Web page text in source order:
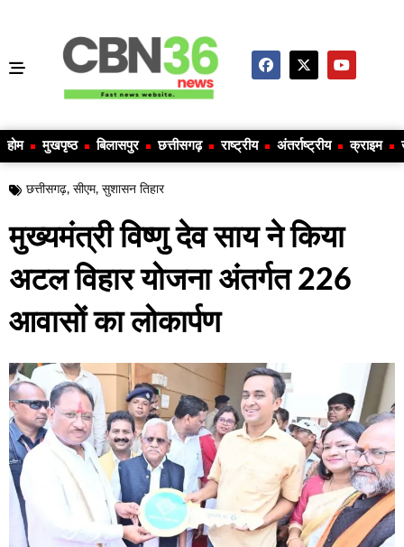
होम मुखपृष्ठ बिलासपुर छत्तीसगढ़ राष्ट्रीय अंतर्राष्ट्रीय क्राइम
छत्तीसगढ़, सीएम, सुशासन तिहार
मुख्यमंत्री विष्णु देव साय ने किया
अटल विहार योजना अंतर्गत 226
आवासों का लोकार्पण